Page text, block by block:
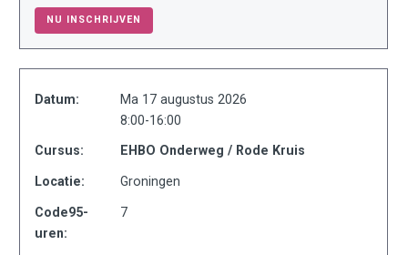
NU INSCHRIJVEN
Datum:
Ma 17 augustus 2026
8:00-16:00
Cursus: EHBO Onderweg / Rode Kruis
Locatie: Groningen
Code95-
uren:
7